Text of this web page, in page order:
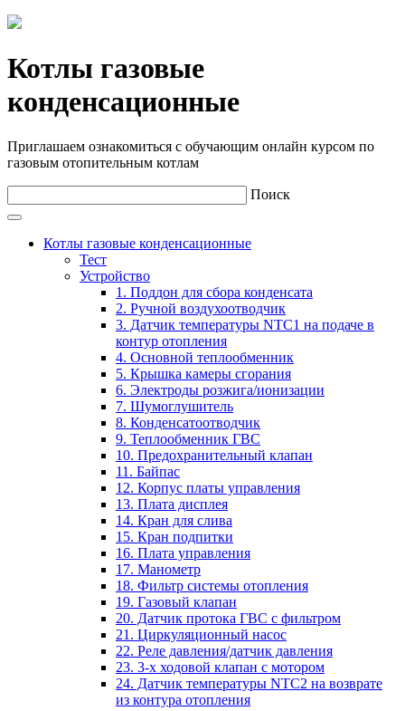
Котлы газовые
конденсационные
Приглашаем ознакомиться с обучающим онлайн курсом по
газовым отопительным котлам
Поиск
Котлы газовые конденсационные
Тест
Устройство
1. Поддон для сбора конденсата
2. Ручной воздухоотводчик
3. Датчик температуры NTC1 на подаче в
контур отопления
4. Основной теплообменник
5. Крышка камеры сгорания
6. Электроды розжига/ионизации
7. Шумоглушитель
8. Конденсатоотводчик
9. Теплообменник ГВС
10. Предохранительный клапан
11. Байпас
12. Корпус платы управления
13. Плата дисплея
14. Кран для слива
15. Кран подпитки
16. Плата управления
17. Манометр
18. Фильтр системы отопления
19. Газовый клапан
20. Датчик протока ГВС с фильтром
21. Циркуляционный насос
22. Реле давления/датчик давления
23. 3-х ходовой клапан с мотором
24. Датчик температуры NTC2 на возврате
из контура отопления